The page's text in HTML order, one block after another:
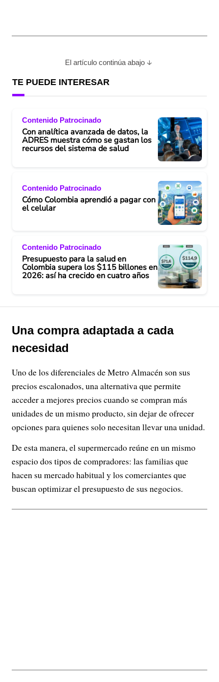
El artículo continúa abajo
TE PUEDE INTERESAR
Contenido Patrocinado
Con analítica avanzada de datos, la
ADRES muestra cómo se gastan los
recursos del sistema de salud
Contenido Patrocinado
Cómo Colombia aprendió a pagar con
el celular
Contenido Patrocinado
Presupuesto para la salud en
Colombia supera los $115 billones en
2026: así ha crecido en cuatro años
Una compra adaptada a cada
necesidad
Uno de los diferenciales de Metro Almacén son sus
precios escalonados, una alternativa que permite
acceder a mejores precios cuando se compran más
unidades de un mismo producto, sin dejar de ofrecer
opciones para quienes solo necesitan llevar una unidad.
De esta manera, el supermercado reúne en un mismo
espacio dos tipos de compradores: las familias que
hacen su mercado habitual y los comerciantes que
buscan optimizar el presupuesto de sus negocios.